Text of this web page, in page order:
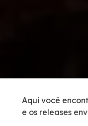
Estatística de
Aqui você
e os releases